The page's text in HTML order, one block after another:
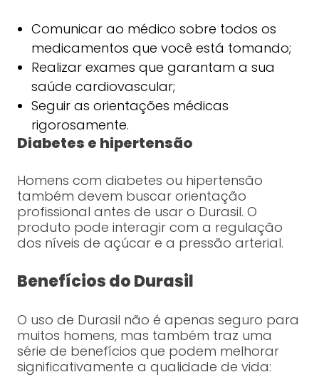
Comunicar ao médico sobre todos os
medicamentos que você está tomando;
Realizar exames que garantam a sua
saúde cardiovascular;
Seguir as orientações médicas
rigorosamente.
Diabetes e hipertensão
Homens com diabetes ou hipertensão
também devem buscar orientação
profissional antes de usar o Durasil. O
produto pode interagir com a regulação
dos níveis de açúcar e a pressão arterial.
Benefícios do Durasil
O uso de Durasil não é apenas seguro para
muitos homens, mas também traz uma
série de benefícios que podem melhorar
significativamente a qualidade de vida: